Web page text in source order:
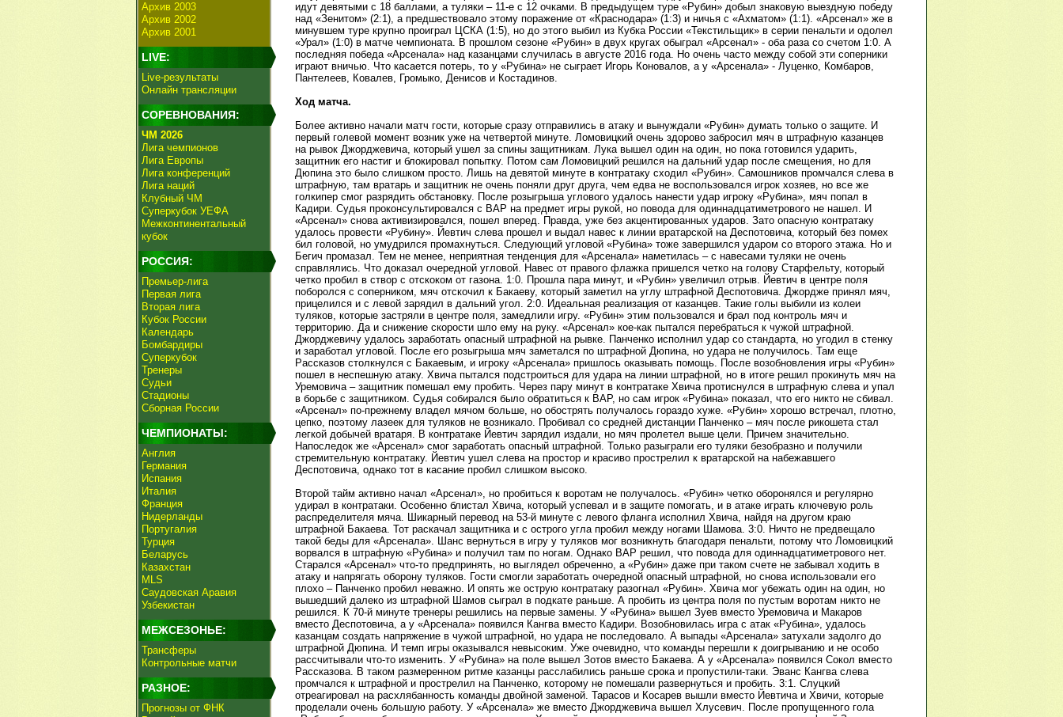
Архив 2003
Архив 2002
Архив 2001
LIVE:
Live-результаты
Онлайн трансляции
СОРЕВНОВАНИЯ:
ЧМ 2026
Лига чемпионов
Лига Европы
Лига конференций
Лига наций
Клубный ЧМ
Суперкубок УЕФА
Межконтинентальный
кубок
РОССИЯ:
Премьер-лига
Первая лига
Вторая лига
Кубок России
Календарь
Бомбардиры
Суперкубок
Тренеры
Судьи
Стадионы
Сборная России
ЧЕМПИОНАТЫ:
Англия
Германия
Испания
Италия
Франция
Нидерланды
Португалия
Турция
Беларусь
Казахстан
MLS
Саудовская Аравия
Узбекистан
МЕЖСЕЗОНЬЕ:
Трансферы
Контрольные матчи
РАЗНОЕ:
Прогнозы от ФНК
идут девятыми с 18 баллами, а туляки – 11-е с 12 очками. В предыдущем туре «Рубин» добыл знаковую выездную победу
над «Зенитом» (2:1), а предшествовало этому поражение от «Краснодара» (1:3) и ничья с «Ахматом» (1:1). «Арсенал» же в
минувшем туре крупно проиграл ЦСКА (1:5), но до этого выбил из Кубка России «Текстильщик» в серии пенальти и одолел
«Урал» (1:0) в матче чемпионата. В прошлом сезоне «Рубин» в двух кругах обыграл «Арсенал» - оба раза со счетом 1:0. А
последняя победа «Арсенала» над казанцами случилась в августе 2016 года. Но очень часто между собой эти соперники
играют вничью. Что касается потерь, то у «Рубина» не сыграет Игорь Коновалов, а у «Арсенала» - Луценко, Комбаров,
Пантелеев, Ковалев, Громыко, Денисов и Костадинов.
Ход матча.
Более активно начали матч гости, которые сразу отправились в атаку и вынуждали «Рубин» думать только о защите. И
первый голевой момент возник уже на четвертой минуте. Ломовицкий очень здорово забросил мяч в штрафную казанцев
на рывок Джорджевича, который ушел за спины защитникам. Лука вышел один на один, но пока готовился ударить,
защитник его настиг и блокировал попытку. Потом сам Ломовицкий решился на дальний удар после смещения, но для
Дюпина это было слишком просто. Лишь на девятой минуте в контратаку сходил «Рубин». Самошников промчался слева в
штрафную, там вратарь и защитник не очень поняли друг друга, чем едва не воспользовался игрок хозяев, но все же
голкипер смог разрядить обстановку. После розыгрыша углового удалось нанести удар игроку «Рубина», мяч попал в
Кадири. Судья проконсультировался с ВАР на предмет игры рукой, но повода для одиннадцатиметрового не нашел. И
«Арсенал» снова активизировался, пошел вперед. Правда, уже без акцентированных ударов. Зато опасную контратаку
удалось провести «Рубину». Йевтич слева прошел и выдал навес к линии вратарской на Деспотовича, который без помех
бил головой, но умудрился промахнуться. Следующий угловой «Рубина» тоже завершился ударом со второго этажа. Но и
Бегич промазал. Тем не менее, неприятная тенденция для «Арсенала» наметилась – с навесами туляки не очень
справлялись. Что доказал очередной угловой. Навес от правого флажка пришелся четко на голову Старфельту, который
четко пробил в створ с отскоком от газона. 1:0. Прошла пара минут, и «Рубин» увеличил отрыв. Йевтич в центре поля
поборолся с соперником, мяч отскочил к Бакаеву, который заметил на углу штрафной Деспотовича. Джордже принял мяч,
прицелился и с левой зарядил в дальний угол. 2:0. Идеальная реализация от казанцев. Такие голы выбили из колеи
туляков, которые застряли в центре поля, замедлили игру. «Рубин» этим пользовался и брал под контроль мяч и
территорию. Да и снижение скорости шло ему на руку. «Арсенал» кое-как пытался перебраться к чужой штрафной.
Джорджевичу удалось заработать опасный штрафной на рывке. Панченко исполнил удар со стандарта, но угодил в стенку
и заработал угловой. После его розыгрыша мяч заметался по штрафной Дюпина, но удара не получилось. Там еще
Рассказов столкнулся с Бакаевым, и игроку «Арсенала» пришлось оказывать помощь. После возобновления игры «Рубин»
пошел в неспешную атаку. Хвича пытался подстроиться для удара на линии штрафной, но в итоге решил прокинуть мяч на
Уремовича – защитник помешал ему пробить. Через пару минут в контратаке Хвича протиснулся в штрафную слева и упал
в борьбе с защитником. Судья собирался было обратиться к ВАР, но сам игрок «Рубина» показал, что его никто не сбивал.
«Арсенал» по-прежнему владел мячом больше, но обострять получалось гораздо хуже. «Рубин» хорошо встречал, плотно,
цепко, поэтому лазеек для туляков не возникало. Пробивал со средней дистанции Панченко – мяч после рикошета стал
легкой добычей вратаря. В контратаке Йевтич зарядил издали, но мяч пролетел выше цели. Причем значительно.
Напоследок же «Арсенал» смог заработать опасный штрафной. Только разыграли его туляки безобразно и получили
стремительную контратаку. Йевтич ушел слева на простор и красиво прострелил к вратарской на набежавшего
Деспотовича, однако тот в касание пробил слишком высоко.
Второй тайм активно начал «Арсенал», но пробиться к воротам не получалось. «Рубин» четко оборонялся и регулярно
удирал в контратаки. Особенно блистал Хвича, который успевал и в защите помогать, и в атаке играть ключевую роль
распределителя мяча. Шикарный перевод на 53-й минуте с левого фланга исполнил Хвича, найдя на другом краю
штрафной Бакаева. Тот раскачал защитника и с острого угла пробил между ногами Шамова. 3:0. Ничто не предвещало
такой беды для «Арсенала». Шанс вернуться в игру у туляков мог возникнуть благодаря пенальти, потому что Ломовицкий
ворвался в штрафную «Рубина» и получил там по ногам. Однако ВАР решил, что повода для одиннадцатиметрового нет.
Старался «Арсенал» что-то предпринять, но выглядел обреченно, а «Рубин» даже при таком счете не забывал ходить в
атаку и напрягать оборону туляков. Гости смогли заработать очередной опасный штрафной, но снова использовали его
плохо – Панченко пробил неважно. И опять же острую контратаку разогнал «Рубин». Хвича мог убежать один на один, но
вышедший далеко из штрафной Шамов сыграл в подкате раньше. А пробить из центра поля по пустым воротам никто не
решился. К 70-й минуте тренеры решились на первые замены. У «Рубина» вышел Зуев вместо Уремовича и Макаров
вместо Деспотовича, а у «Арсенала» появился Кангва вместо Кадири. Возобновилась игра с атак «Рубина», удалось
казанцам создать напряжение в чужой штрафной, но удара не последовало. А выпады «Арсенала» затухали задолго до
штрафной Дюпина. И темп игры оказывался невысоким. Уже очевидно, что команды перешли к доигрыванию и не особо
рассчитывали что-то изменить. У «Рубина» на поле вышел Зотов вместо Бакаева. А у «Арсенала» появился Сокол вместо
Рассказова. В таком размеренном ритме казанцы расслабились раньше срока и пропустили-таки. Эванс Кангва слева
промчался к штрафной и прострелил на Панченко, которому не помешали развернуться и пробить. 3:1. Слуцкий
отреагировал на расхлябанность команды двойной заменой. Тарасов и Косарев вышли вместо Йевтича и Хвичи, которые
проделали очень большую работу. У «Арсенала» же вместо Джорджевича вышел Хлусевич. После пропущенного гола